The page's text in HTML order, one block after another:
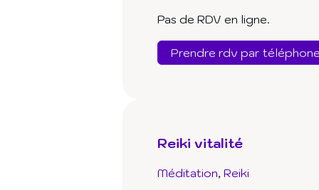
Pas de RDV en ligne.
Prendre rdv par
Reiki vitalité
Méditation Reiki